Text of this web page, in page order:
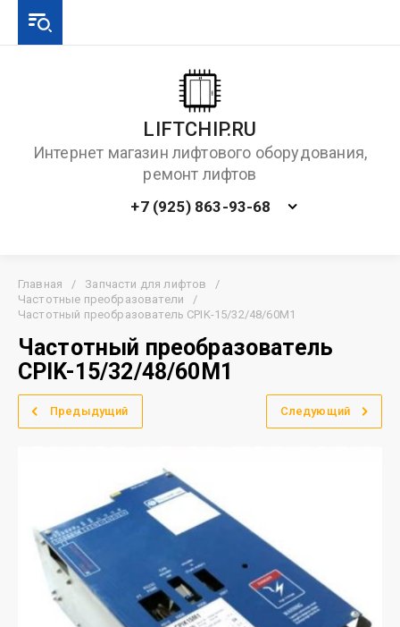
LIFTCHIP.RU
Интернет магазин лифтового оборудования,
ремонт лифтов
+7 (925) 863-93-68
Главная / Запчасти для лифтов
/
Частотные преобразователи
/
Частотный преобразователь CPIK-15/32/48/60M1
Частотный преобразователь
CPIK-15/32/48/60M1
Предыдущий Следующий